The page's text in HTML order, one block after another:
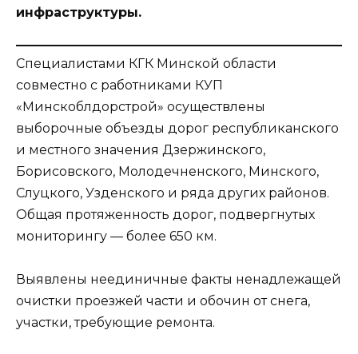
инфраструктуры.
Специалистами КГК Минской области
совместно с работниками КУП
«Минскоблдорстрой» осуществлены
выборочные объезды дорог республиканского
и местного значения Дзержинского,
Борисовского, Молодечненского, Минского,
Слуцкого, Узденского и ряда других районов.
Общая протяженность дорог, подвергнутых
мониторингу — более 650 км.
Выявлены неединичные факты ненадлежащей
очистки проезжей части и обочин от снега,
участки, требующие ремонта.